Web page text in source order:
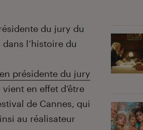
du jury du
l’histoire du
présidente du jury
en effet d‘être
de Cannes, qui
au réalisateur